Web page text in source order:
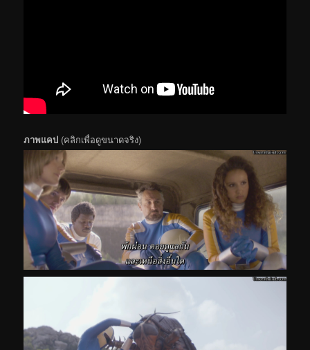
ภาพแคป (คลิกเพื่อดูขนาดจริง)